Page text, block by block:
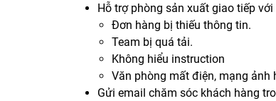
Hỗ trợ phòng sản xuất giao tiếp
Đơn hàng bị thiếu thông tin.
Team bị quá tải.
Không hiểu instruction
Văn phòng mất điện, mạng ảnh
Gửi email chăm sóc khách hàng